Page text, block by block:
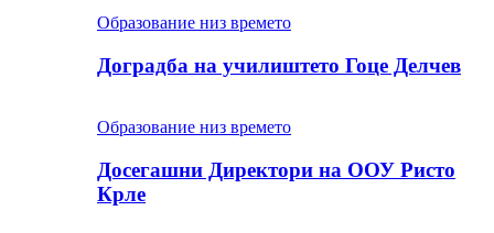
Образование низ времето
Доградба на училиштето Гоце Делчев
Образование низ времето
Досегашни Директори на ООУ Ристо
Крле